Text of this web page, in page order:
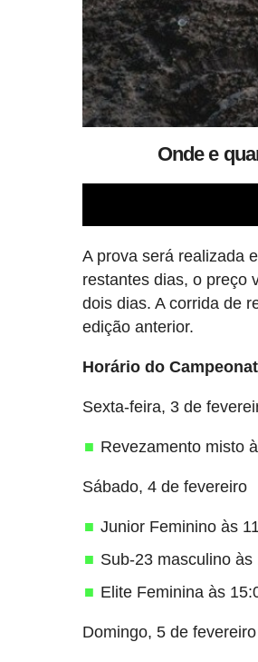
Onde e
A prova será realizada
restantes dias, o preço
dois dias. A corrida de
edição anterior.
Horário do
Sexta-feira, 3 de
Revezamento misto
Sábado, 4 de fevereiro
Junior Feminino às
Sub-23 masculino às
Elite Feminina às
Domingo, 5 de fevereiro